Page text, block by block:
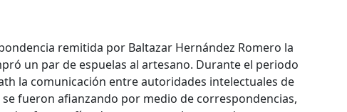
remitida por Baltazar Hernández Romero la
un par de espuelas al artesano. Durante el periodo
la comunicación entre autoridades intelectuales de
fueron afianzando por medio de correspondencias,